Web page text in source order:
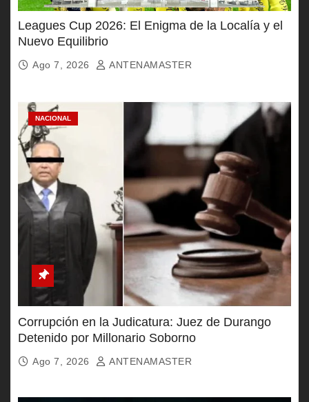
Leagues Cup 2026: El Enigma de la Localía y el
Nuevo Equilibrio
Ago 7, 2026 ANTENAMASTER
NACIONAL
Corrupción en la Judicatura: Juez de Durango
Detenido por Millonario Soborno
Ago 7, 2026 ANTENAMASTER